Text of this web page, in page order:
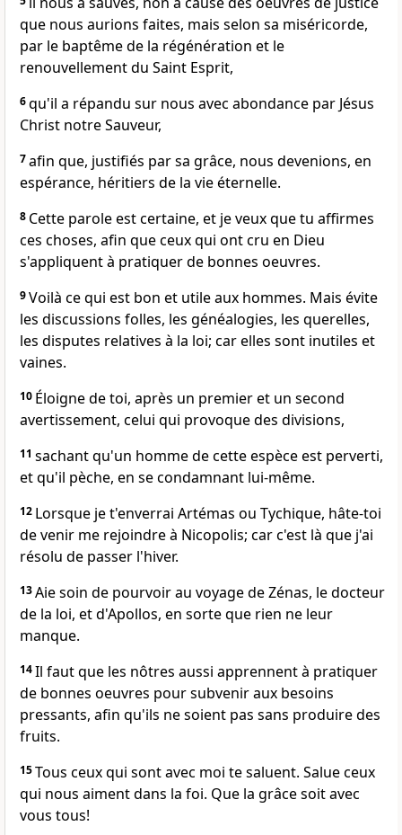
que nous aurions faites, mais selon sa miséricorde,
par le baptême de la régénération et le
renouvellement du Saint Esprit,
6qu'il a répandu sur nous avec abondance par Jésus
Christ notre Sauveur,
7afin que, justifiés par sa grâce, nous devenions, en
espérance, héritiers de la vie éternelle.
8 Cette parole est certaine, et je veux que tu affirmes
ces choses, afin que ceux qui ont cru en Dieu
s'appliquent à pratiquer de bonnes oeuvres.
9Voilà ce qui est bon et utile aux hommes. Mais évite
les discussions folles, les généalogies, les querelles,
les disputes relatives à la loi; car elles sont inutiles et
vaines.
10 Éloigne de toi, après un premier et un second
avertissement, celui qui provoque des divisions,
11 sachant qu'un homme de cette espèce est perverti,
et qu'il pèche, en se condamnant lui-même.
12 Lorsque je t'enverrai Artémas ou Tychique, hâte-toi
de venir me rejoindre à Nicopolis; car c'est là que j'ai
résolu de passer l'hiver.
13Aie soin de pourvoir au voyage de Zénas, le docteur
de la loi, et d'Apollos, en sorte que rien ne leur
manque.
14Il faut que les nôtres aussi apprennent à pratiquer
de bonnes oeuvres pour subvenir aux besoins
pressants, afin qu'ils ne soient pas sans produire des
fruits.
15Tous ceux qui sont avec moi te saluent. Salue ceux
qui nous aiment dans la foi. Que la grâce soit avec
vous tous!